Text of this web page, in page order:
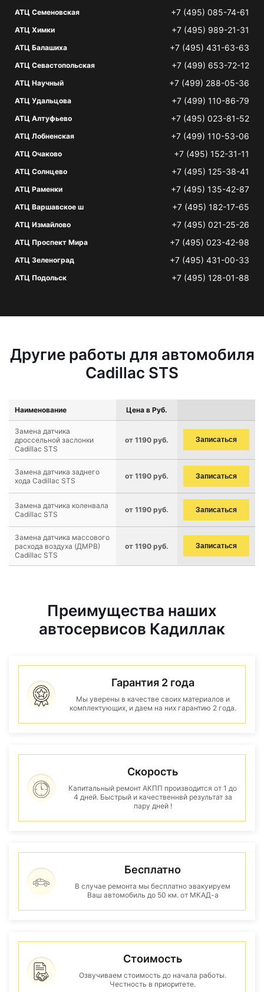
АТЦ Семеновская +7 (495) 085-74-61
АТЦ Химки +7 (495) 989-21-31
АТЦ Балашиха +7 (495) 431-63-63
АТЦ Севастопольская +7 (499) 653-72-12
АТЦ Научный +7 (499) 288-05-36
АТЦ Удальцова +7 (499) 110-86-79
АТЦ Алтуфьево +7 (495) 023-81-52
АТЦ Лобненская +7 (499) 110-53-06
АТЦ Очаково +7 (495) 152-31-11
АТЦ Солнцево +7 (495) 125-38-41
АТЦ Раменки +7 (495) 135-42-87
АТЦ Варшавское ш +7 (495) 182-17-65
АТЦ Измайлово +7 (495) 021-25-26
АТЦ Проспект Мира +7 (495) 023-42-98
АТЦ Зеленоград +7 (495) 431-00-33
АТЦ Подольск +7 (495) 128-01-88
Другие работы для автомобиля
Cadillac STS
Наименование Цена в Руб.
Замена датчика
дроссельной заслонки
Cadillac STS
от 1190 руб. Записаться
Замена датчика заднего
хода Cadillac STS
от 1190 руб. Записаться
Замена датчика коленвала
Cadillac STS
от 1190 руб. Записаться
Замена датчика массового
расхода воздуха (ДМРВ)
Cadillac STS
от 1190 руб. Записаться
Преимущества наших
автосервисов Кадиллак
Гарантия 2 года
Мы уверены в качестве своих материалов и
комплектующих, и даем на них гарантию 2 года.
Скорость
Капитальный ремонт АКПП производится от 1 до
4 дней. Быстрый и качественнвй результат за
пару дней !
Бесплатно
В случае ремонта мы бесплатно эвакуируем
Ваш автомобиль до 50 км. от МКАД-а
Стоимость
Озвучиваем стоимость до начала работы.
Честность в приоритете.